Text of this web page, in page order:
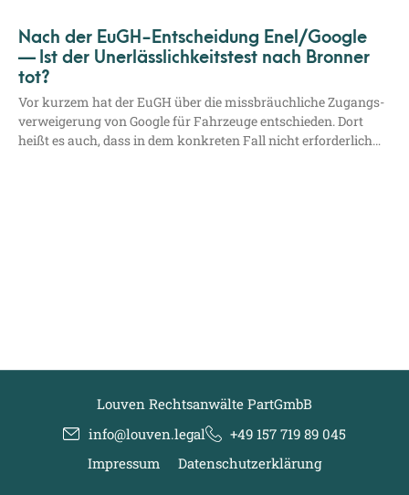
Nach der EuGH-Entscheidung Enel/​Google
— Ist der Unerlässlichkeitstest nach Bronner
tot?
Vor kur­zem hat der EuGH über die miss­bräuch­li­che Zugangs­
ver­wei­ge­rung von Goog­le für Fahr­zeu­ge ent­schie­den. Dort
heißt es auch, dass in dem kon­kre­ten Fall nicht erforderlich…
Louven Rechtsanwälte PartGmbB
info@louven.legal
+49 157 719 89 045
Impressum
Datenschutzerklärung